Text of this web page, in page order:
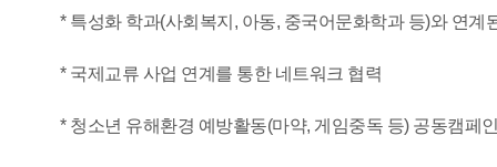
* 특성화 학과(사회복지, 아동, 중국어문화학과 등)와 연계
* 국제교류 사업 연계를 통한 네트워크 협력
* 청소년 유해환경 예방활동(마약, 게임중독 등) 공동캠페